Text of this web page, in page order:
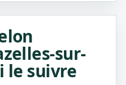
sur-
le suivre